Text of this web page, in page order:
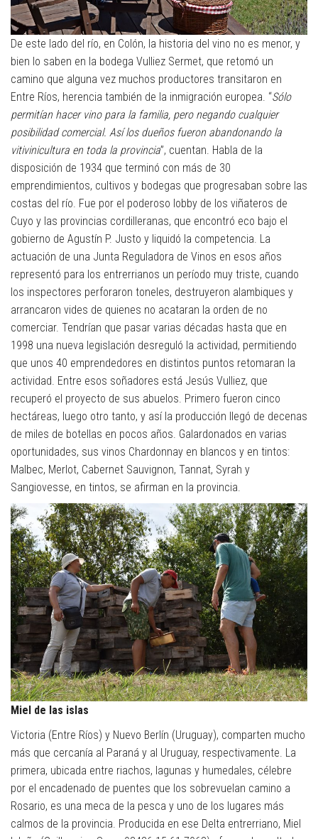
De este lado del río, en Colón, la historia del vino no es menor, y
bien lo saben en la bodega Vulliez Sermet, que retomó un
camino que alguna vez muchos productores transitaron en
Entre Ríos, herencia también de la inmigración europea. “Sólo
permitían hacer vino para la familia, pero negando cualquier
posibilidad comercial. Así los dueños fueron abandonando la
vitivinicultura en toda la provincia”, cuentan. Habla de la
disposición de 1934 que terminó con más de 30
emprendimientos, cultivos y bodegas que progresaban sobre las
costas del río. Fue por el poderoso lobby de los viñateros de
Cuyo y las provincias cordilleranas, que encontró eco bajo el
gobierno de Agustín P. Justo y liquidó la competencia. La
actuación de una Junta Reguladora de Vinos en esos años
representó para los entrerrianos un período muy triste, cuando
los inspectores perforaron toneles, destruyeron alambiques y
arrancaron vides de quienes no acataran la orden de no
comerciar. Tendrían que pasar varias décadas hasta que en
1998 una nueva legislación desreguló la actividad, permitiendo
que unos 40 emprendedores en distintos puntos retomaran la
actividad. Entre esos soñadores está Jesús Vulliez, que
recuperó el proyecto de sus abuelos. Primero fueron cinco
hectáreas, luego otro tanto, y así la producción llegó de decenas
de miles de botellas en pocos años. Galardonados en varias
oportunidades, sus vinos Chardonnay en blancos y en tintos:
Malbec, Merlot, Cabernet Sauvignon, Tannat, Syrah y
Sangiovesse, en tintos, se afirman en la provincia.
Miel de las islas
Victoria (Entre Ríos) y Nuevo Berlín (Uruguay), comparten mucho
más que cercanía al Paraná y al Uruguay, respectivamente. La
primera, ubicada entre riachos, lagunas y humedales, célebre
por el encadenado de puentes que los sobrevuelan camino a
Rosario, es una meca de la pesca y uno de los lugares más
calmos de la provincia. Producida en ese Delta entrerriano, Miel